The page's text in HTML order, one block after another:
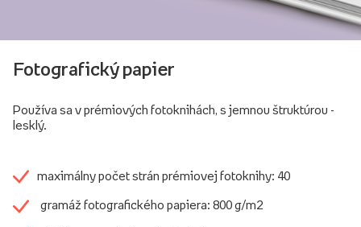
Fotografický papier
Používa sa v prémiových fotoknihách, s jemnou štruktúrou -
lesklý.
maximálny počet strán prémiovej fotoknihy: 40
gramáž fotografického papiera: 800 g/m2